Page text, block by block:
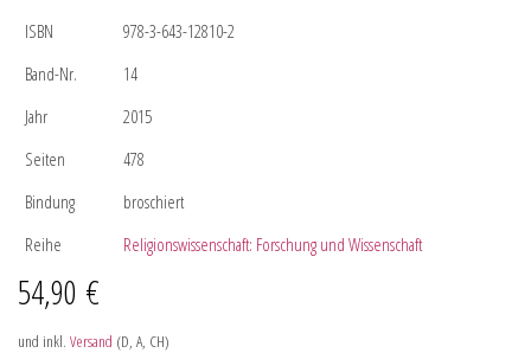
ISBN
978-3-643-12810-2
Band-Nr.
14
Jahr
2015
Seiten
478
Bindung
broschiert
Reihe
Religionswissenschaft: Forschung und Wissenschaft
54,90 €
und inkl. Versand (D, A, CH)